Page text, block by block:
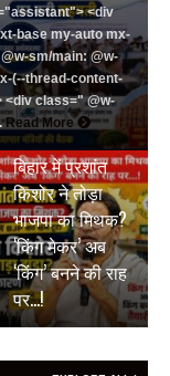
<div
base my-auto mx-
sm/main: @w-
(--thread-content-
<div class=" @w-
Read More
BREAKING NEWS
बिहार में प्रशांत
किशोर ने तोड़ा
भाजपा का मिथक?
‘किंग मेकर’ अब
‘किंग’ बनने की राह
पर…!